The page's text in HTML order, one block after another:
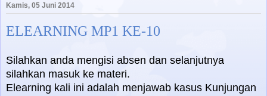
Kamis, 05 Juni 2014
ELEARNING MP1 KE-10
Silahkan anda mengisi absen dan selanjutnya
silahkan masuk ke materi.
Elearning kali ini adalah menjawab kasus Kunjungan